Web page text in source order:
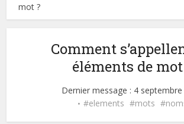
mot ?
Comment
éléments de
Dernier message : 4 septembre
elements
mots